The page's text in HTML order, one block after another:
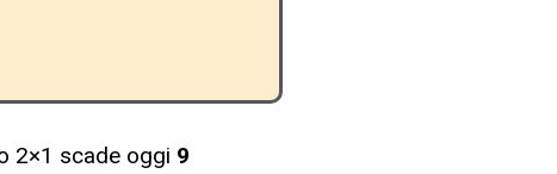
2×1 scade oggi 9